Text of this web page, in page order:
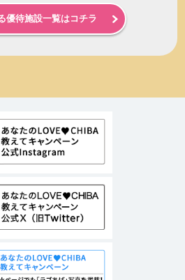
優待施設一覧はコチラ